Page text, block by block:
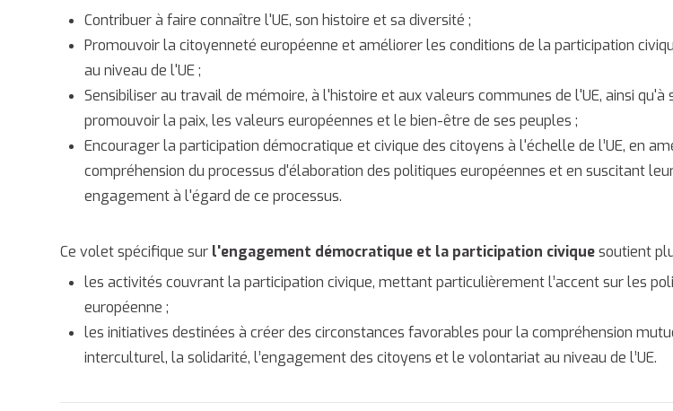
Contribuer à faire connaître l'UE, son histoire et sa diversité ;
Promouvoir la citoyenneté européenne et améliorer les conditions de la participation
au niveau de l'UE ;
Sensibiliser au travail de mémoire, à l'histoire et aux valeurs communes de l'UE, ainsi qu'à
promouvoir la paix, les valeurs européennes et le bien-être de ses peuples ;
Encourager la participation démocratique et civique des citoyens à l'échelle de l’UE, en
compréhension du processus d'élaboration des politiques européennes et en suscitant
engagement à l'égard de ce processus.
Ce volet spécifique sur l'engagement démocratique et la participation civiquesoutient
les activités couvrant la participation civique, mettant particulièrement l’accent sur les
européenne ;
les initiatives destinées à créer des circonstances favorables pour la compréhension
interculturel, la solidarité, l’engagement des citoyens et le volontariat au niveau de l’UE.